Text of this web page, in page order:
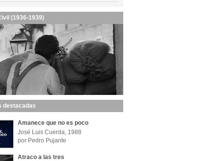
(1936-1939)
destacadas
Amanece que no es poco
José Luis Cuerda, 1988
por Pedro Pujante
Atraco a las tres